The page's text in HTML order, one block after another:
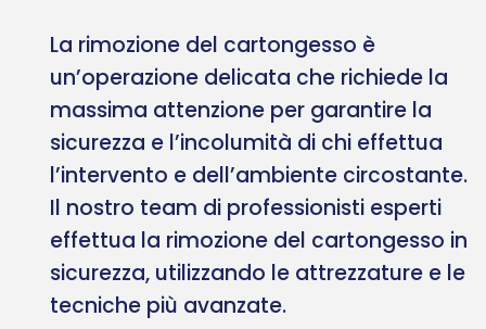
La rimozione del cartongesso è
un’operazione delicata che richiede la
massima attenzione per garantire la
sicurezza e l’incolumità di chi effettua
l’intervento e dell’ambiente circostante.
Il nostro team di professionisti esperti
effettua la rimozione del cartongesso in
sicurezza, utilizzando le attrezzature e le
tecniche più avanzate.